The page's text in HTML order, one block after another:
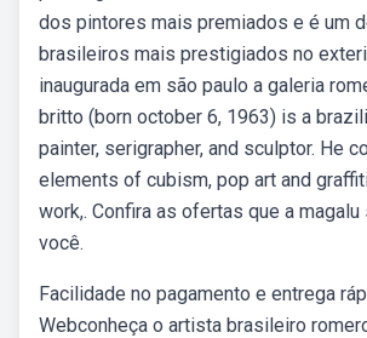
dos pintores mais premiados e é um
brasileiros mais prestigiados no
inaugurada em são paulo a galeria
britto (born october 6, 1963) is a
painter, serigrapher, and sculptor. He
elements of cubism, pop art and
work,. Confira as ofertas que a magalu
você.
Facilidade no pagamento e entrega
Webconheça o artista brasileiro